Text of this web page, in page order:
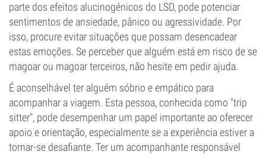
parte dos efeitos alucinogénicos do LSD, pode potenciar
sentimentos de ansiedade, pânico ou agressividade. Por
isso, procure evitar situações que possam desencadear
estas emoções. Se perceber que alguém está em risco de se
magoar ou magoar terceiros, não hesite em pedir ajuda.
É aconselhável ter alguém sóbrio e empático para
acompanhar a viagem. Esta pessoa, conhecida como "trip
sitter", pode desempenhar um papel importante ao oferecer
apoio e orientação, especialmente se a experiência estiver a
tornar-se desafiante. Ter um acompanhante responsável